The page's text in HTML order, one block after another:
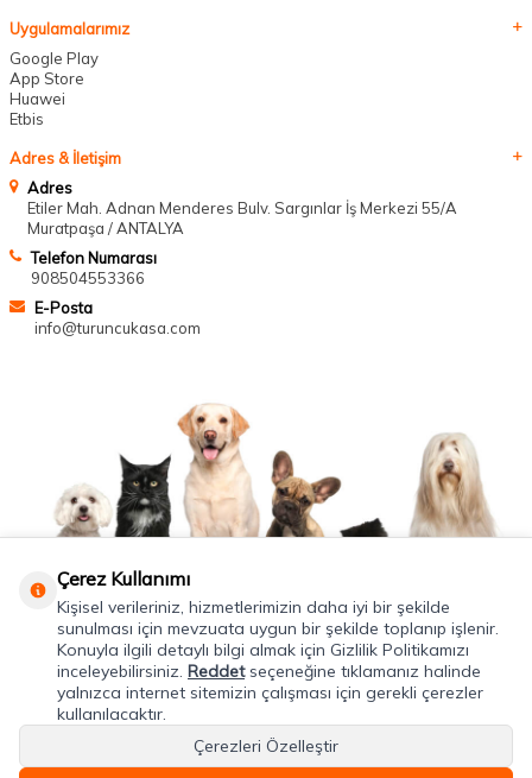
Uygulamalarımız
Google Play
App Store
Huawei
Etbis
Adres & İletişim
Adres
Etiler Mah. Adnan Menderes Bulv. Sargınlar İş Merkezi 55/A
Muratpaşa / ANTALYA
Telefon Numarası
908504553366
E-Posta
info@turuncukasa.com
Çerez Kullanımı
Kişisel verileriniz, hizmetlerimizin daha iyi bir şekilde
sunulması için mevzuata uygun bir şekilde toplanıp işlenir.
Konuyla ilgili detaylı bilgi almak için Gizlilik Politikamızı
inceleyebilirsiniz. Reddetseçeneğine tıklamanız halinde
yalnızca internet sitemizin çalışması için gerekli çerezler
kullanılacaktır.
Çerezleri Özelleştir